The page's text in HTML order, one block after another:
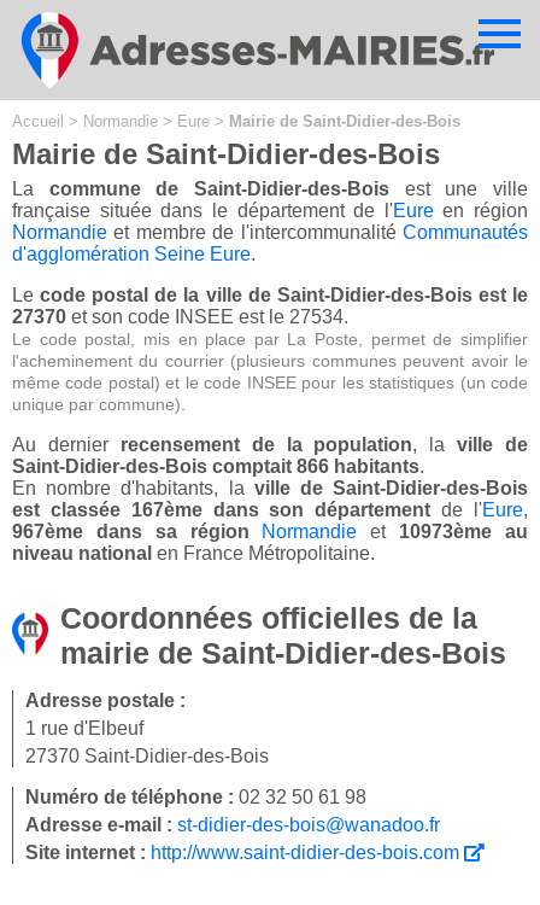
Accueil > Normandie > Eure > Mairie de Saint-Didier-des-Bois
Mairie de Saint-Didier-des-Bois
La commune de Saint-Didier-des-Bois est une ville
française située dans le département de l'Eureen région
Normandie et membre de l'intercommunalité Communautés
d'agglomération Seine Eure.
Lecode postal de la ville de Saint-Didier-des-Bois est le
27370 et son code INSEE est le 27534.
Le code postal, mis en place par La Poste, permet de simplifier
l'acheminement du courrier (plusieurs communes peuvent avoir le
même code postal) et le code INSEE pour les statistiques (un code
unique par commune).
Au dernier recensement de la population, laville de
Saint-Didier-des-Bois comptait 866 habitants.
En nombre d'habitants, la ville de Saint-Didier-des-Bois
est classée 167ème dans son département de l'Eure,
967ème dans sa région
Normandie et 10973ème au
niveau national en France Métropolitaine.
Coordonnées officielles de la
mairie de Saint-Didier-des-Bois
Adresse postale :
1 rue d'Elbeuf
27370 Saint-Didier-des-Bois
Numéro de téléphone : 02 32 50 61 98
Adresse e-mail : st-didier-des-bois@wanadoo.fr
Site internet : http://www.saint-didier-des-bois.com
Cookies management panel